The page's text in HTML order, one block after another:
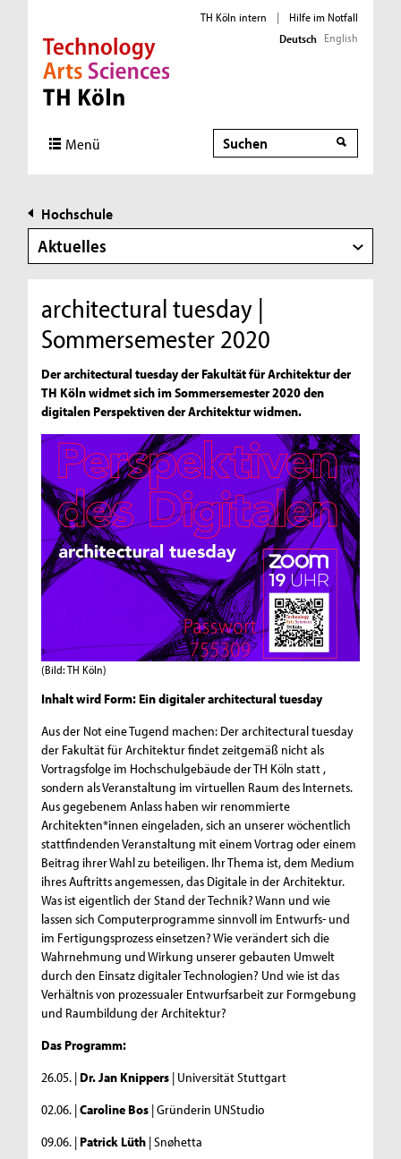
Direkt zur Hauptnavigation
Direkt zur Subnavigation
Direkt zum Inhalt
Direkt zum Fußbereich
TH Köln intern |
Hilfe im Notfall
Deutsch English
Menü Suche
Hochschule
Aktuelles
architectural tuesday |
Sommersemester 2020
Der architectural tuesday der Fakultät für Architektur der
TH Köln widmet sich im Sommersemester 2020 den
digitalen Perspektiven der Architektur widmen.
(Bild: TH Köln)
Inhalt wird Form: Ein digitaler architectural tuesday
Aus der Not eine Tugend machen: Der architectural tuesday
der Fakultät für Architektur findet zeitgemäß nicht als
Vortragsfolge im Hochschulgebäude der TH Köln statt ,
sondern als Veranstaltung im virtuellen Raum des Internets.
Aus gegebenem Anlass haben wir renommierte
Architekten*innen eingeladen, sich an unserer wöchentlich
stattfindenden Veranstaltung mit einem Vortrag oder einem
Beitrag ihrer Wahl zu beteiligen. Ihr Thema ist, dem Medium
ihres Auftritts angemessen, das Digitale in der Architektur.
Was ist eigentlich der Stand der Technik? Wann und wie
lassen sich Computerprogramme sinnvoll im Entwurfs- und
im Fertigungsprozess einsetzen? Wie verändert sich die
Wahrnehmung und Wirkung unserer gebauten Umwelt
durch den Einsatz digitaler Technologien? Und wie ist das
Verhältnis von prozessualer Entwurfsarbeit zur Formgebung
und Raumbildung der Architektur?
Das Programm:
26.05. | Dr. Jan Knippers | Universität Stuttgart
02.06. |Caroline Bos | Gründerin UNStudio
09.06. | Patrick Lüth | Snøhetta